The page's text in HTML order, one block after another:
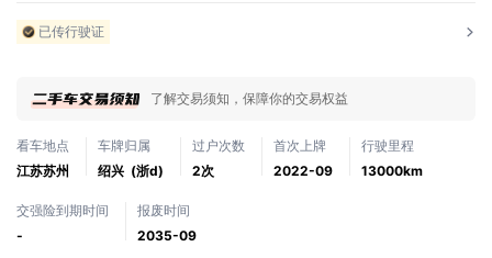
已传行驶证
了解交易须知，保障你的交易权益
看车地点
江苏苏州
车牌归属
绍兴 (浙d)
过户次数
2次
首次上牌
2022-09
行驶里程
13000km
交强险到期时间
-
报废时间
2035-09